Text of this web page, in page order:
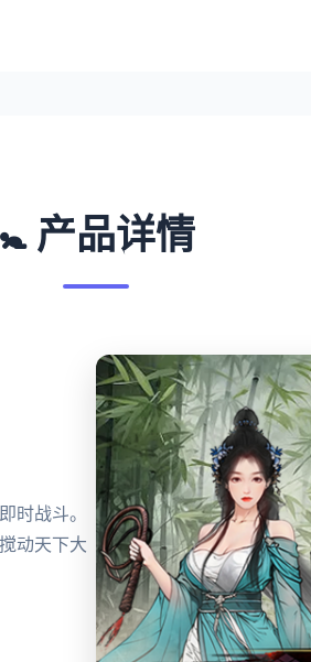
🚼 产品详情
时战斗。
动天下大